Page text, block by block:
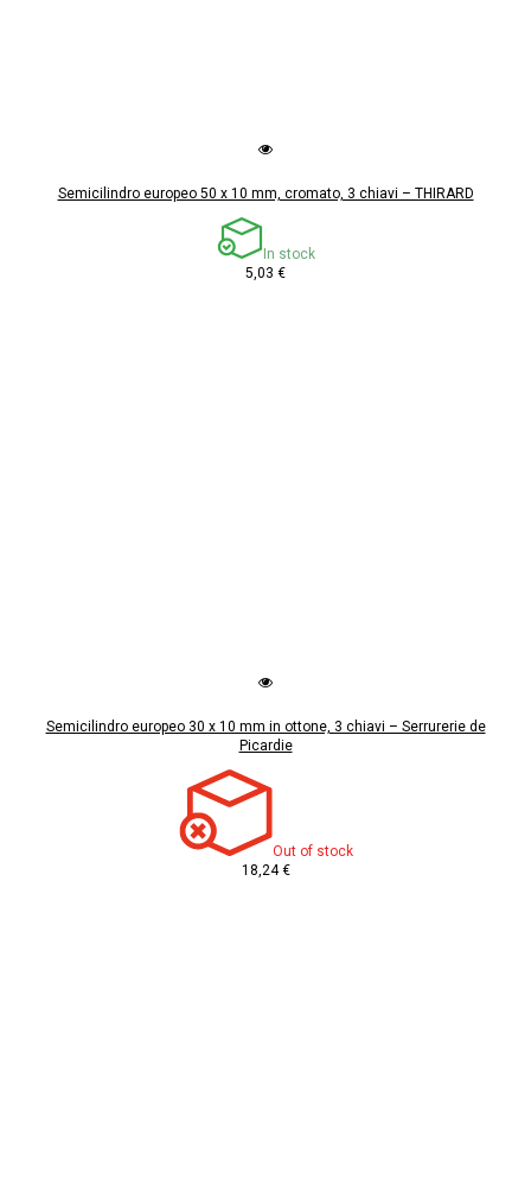
Semicilindro europeo 50 x 10 mm, cromato, 3 chiavi – THIRARD
In stock
5,03 €
Semicilindro europeo 30 x 10 mm in ottone, 3 chiavi – Serrurerie de
Picardie
Out of stock
18,24 €